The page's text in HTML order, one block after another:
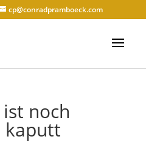
cp@conradpramboeck.com
noch
kaputt